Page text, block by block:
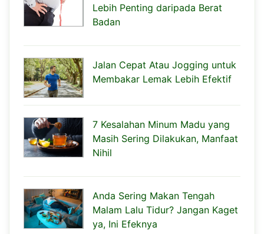
Lebih Penting daripada Berat
Badan
Jalan Cepat Atau Jogging untuk
Membakar Lemak Lebih Efektif
7 Kesalahan Minum Madu yang
Masih Sering Dilakukan, Manfaat
Nihil
Anda Sering Makan Tengah
Malam Lalu Tidur? Jangan Kaget
ya, Ini Efeknya